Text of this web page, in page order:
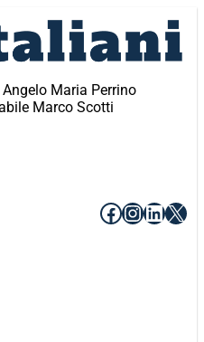
Maria Perrino
Marco Scotti
Facebook
X